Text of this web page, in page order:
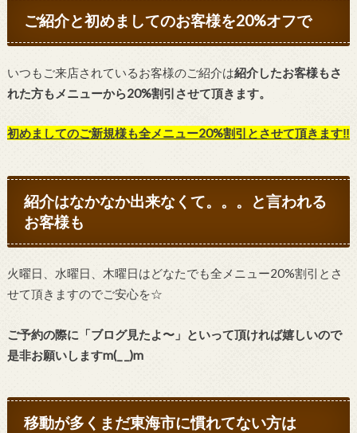
ご紹介と初めましてのお客様を20%オフで
いつもご来店されているお客様のご紹介は紹介したお客様もさ
れた方もメニューから20%割引させて頂きます。
初めましてのご新規様も全メニュー20%割引とさせて頂きます‼︎
紹介はなかなか出来なくて。。。と言われる
お客様も
火曜日、水曜日、木曜日はどなたでも全メニュー20%割引とさ
せて頂きますのでご安心を☆
ご予約の際に「ブログ見たよ〜」といって頂ければ嬉しいので
是非お願いしますm(_ _)m
移動が多くまだ東海市に慣れてない方は